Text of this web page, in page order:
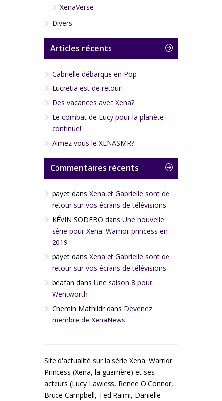
XenaVerse
Divers
Articles récents
Gabrielle débarque en Pop
Lucretia est de retour!
Des vacances avec Xena?
Le combat de Lucy pour la planète
continue!
Aimez vous le XENASMR?
Commentaires récents
payet dans Xena et Gabrielle sont de
retour sur vos écrans de télévisions
KÉVIN SODEBO dans Une nouvelle
série pour Xena: Warrior princess en
2019
payet dans Xena et Gabrielle sont de
retour sur vos écrans de télévisions
beafan dans Une saison 8 pour
Wentworth
Chemin Mathildrdans Devenez
membre de XenaNews
Site d'actualité sur la série Xena: Warrior
Princess (Xena, la guerrière) et ses
acteurs (Lucy Lawless, Renee O'Connor,
Bruce Campbell, Ted Raimi, Danielle